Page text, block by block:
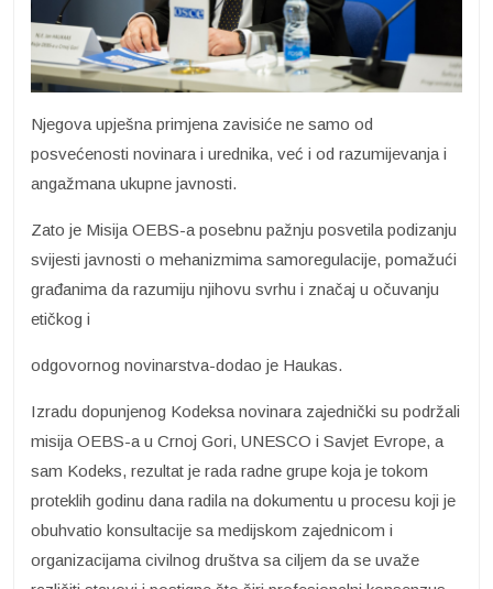
Njegova upješna primjena zavisiće ne samo od
posvećenosti novinara i urednika, već i od razumijevanja i
angažmana ukupne javnosti.
Zato je Misija OEBS-a posebnu pažnju posvetila podizanju
svijesti javnosti o mehanizmima samoregulacije, pomažući
građanima da razumiju njihovu svrhu i značaj u očuvanju
etičkog i
odgovornog novinarstva-dodao je Haukas.
Izradu dopunjenog Kodeksa novinara zajednički su podržali
misija OEBS-a u Crnoj Gori, UNESCO i Savjet Evrope, a
sam Kodeks, rezultat je rada radne grupe koja je tokom
proteklih godinu dana radila na dokumentu u procesu koji je
obuhvatio konsultacije sa medijskom zajednicom i
organizacijama civilnog društva sa ciljem da se uvaže